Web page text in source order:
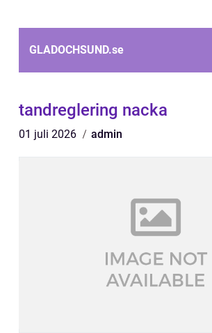
GLADOCHSUND.se
tandreglering nacka
01 juli 2026 admin